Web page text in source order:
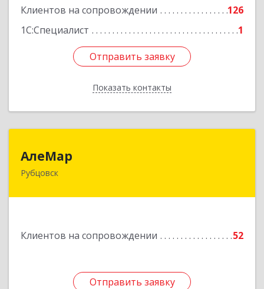
Клиентов на сопровождении
126
1С:Специалист
1
Отправить заявку
Показать контакты
Подробнее
Отправить заявку
Назад
АлеМар
Рубцовск
Клиентов на сопровождении 52
Отправить заявку
Отправить заявку